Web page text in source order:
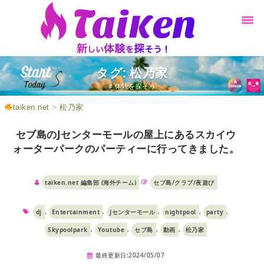
タグ: 松乃家
# 体験を探そう
taiken.net >松乃家
セブ島のJセンターモールの屋上にあるスカイウ
ォーターパークのパーティーに行ってきました。
taiken.net 編集部 (海外チーム) セブ島/クラブ/夜遊び
dj , Entertainment , Jセンターモール , nightpool , party ,
Skypoolpark , Youtube , セブ島 , 動画 , 松乃家
最終更新日:2024/05/07